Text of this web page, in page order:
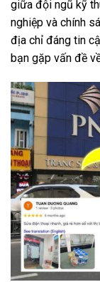
giữa đội ngũ kỹ
nghiệp và chính
địa chỉ đáng tin
bạn gặp vấn đề